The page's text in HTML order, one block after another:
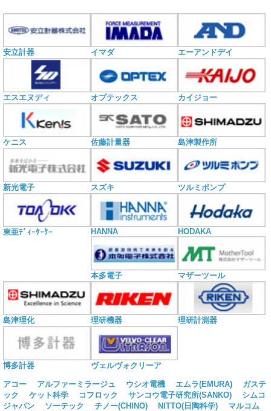
安立計器 イマダ エーアンドデイ
エスエヌディ オプテックス カイジョー
ケニス 佐藤計量器 島津製作所
新光電子 スズキ ツルミポンプ
東亜ﾃﾞｨｰｹｰｹｰ HANNA HODAKA
本多電子 マザーツール
島津理化 理研機器 理研計測器
博多計器 ヴェルヴォクリーア
アコー アルファーミラージュ ウシオ電機 エムラ(EMURA)
ガステ
ック
ケット科学 コフロック サンコウ電子研究所(SANKO)
シムコ
ジャパン
ソーテック チノー(CHINO) NITTO(日陶科学)
マルコム